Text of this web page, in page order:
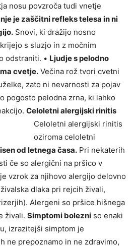
nosu povzroča tudi vnetje
je zaščitni refleks telesa in ni
Snovi, ki dražijo nosno
s sluzjo in z močnim
odstraniti. • Ljudje s pelodno
cvetje. Večina rož tvori cvetni
zato ni nevarnosti za pojav
pogosto pelodna zrna, ki lahko
Celoletni alergijski rinitis
Celoletni alergijski rinitis
oziroma celoletni
od letnega časa. Pri nekaterih
če so alergični na pršico v
vzrok za njihovo alergijo delovno
dlaka pri rejcih živali,
Alergeni so pršice hišnega
živali. Simptomi bolezni so enaki
izrazitejši simptom je
ne prepoznamo in ne zdravimo,